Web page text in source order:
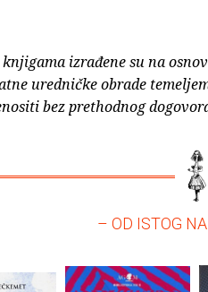
izrađene su na
uredničke obrade
bez prethodnog
– OD ISTOG